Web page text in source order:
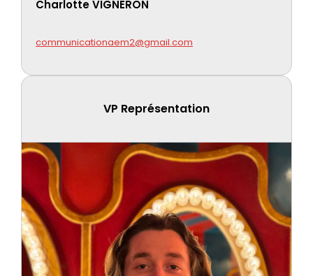
Charlotte VIGNERON
communicationaem2@gmail.com
VP Représentation